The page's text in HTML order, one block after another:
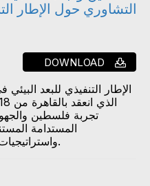
التشاوري حول الإطار
DOWNLOAD
تجربة فلسطين
المستدامة
واستراتيجيات القطاعية للأولويات الفلسطينية.